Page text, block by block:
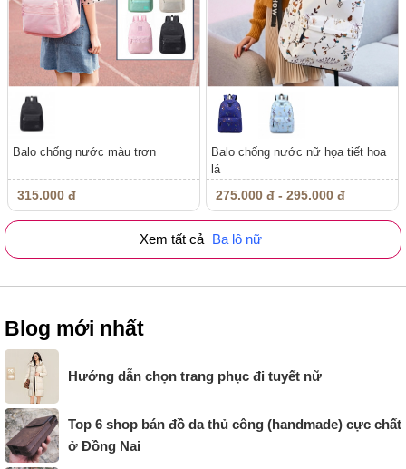
Balo chống nước màu trơn
315.000 đ
Balo chống nước nữ họa tiết hoa
lá
275.000 đ - 295.000 đ
Xem tất cả Ba lô nữ
Blog mới nhất
Hướng dẫn chọn trang phục đi tuyết nữ
Top 6 shop bán đồ da thủ công (handmade) cực chất
ở Đồng Nai